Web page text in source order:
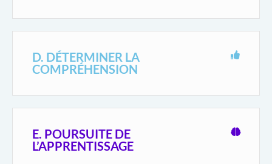
D. DÉTERMINER LA
COMPRÉHENSION
E. POURSUITE DE
L’APPRENTISSAGE